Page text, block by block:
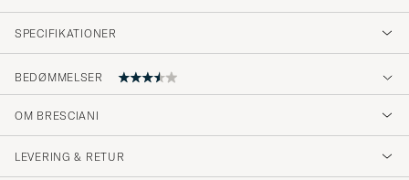
SPECIFIKATIONER
BEDØMMELSER
Sukat eivät ainakaan omassa jalassa tahdo
pysyä napakasti ylhäällä, vaan valuvat
pohjetta pitkin kohti nilkkaa, jolloin ne ovat
OM BRESCIANI
LEVERING & RETUR